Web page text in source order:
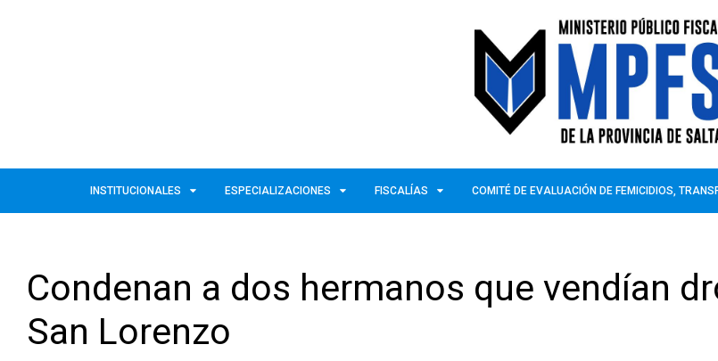
INSTITUCIONALES ESPECIALIZACIONES FISCALÍAS COMITÉ DE EVALUACIÓN DE FEMICIDIOS,
Condenan a dos hermanos que vendían
San Lorenzo